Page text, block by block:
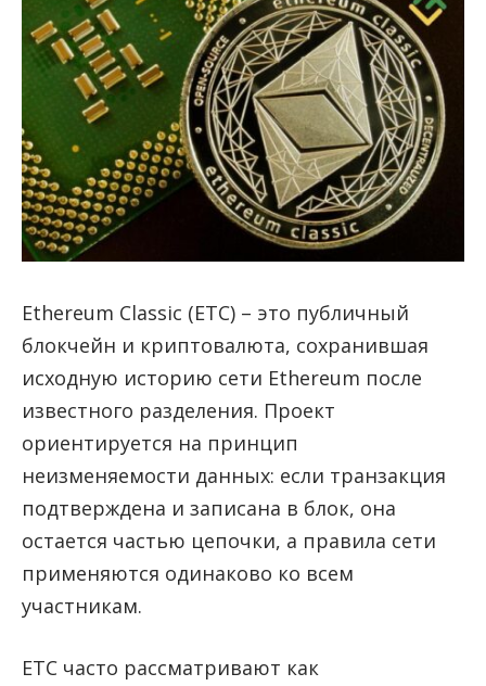
Ethereum Classic (ETC) – это публичный
блокчейн и криптовалюта, сохранившая
исходную историю сети Ethereum после
известного разделения. Проект
ориентируется на принцип
неизменяемости данных: если транзакция
подтверждена и записана в блок, она
остается частью цепочки, а правила сети
применяются одинаково ко всем
участникам.
ETC часто рассматривают как